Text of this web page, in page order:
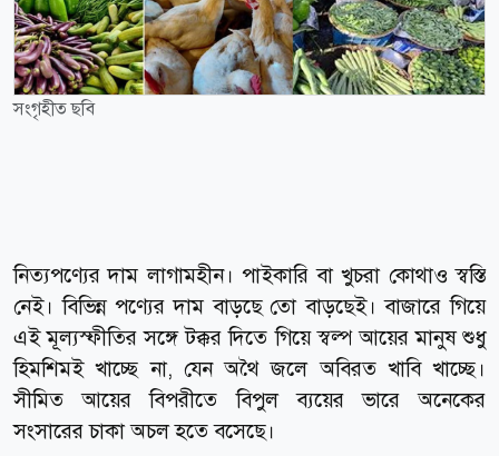
সংগৃহীত ছবি
নিত্যপণ্যের দাম লাগামহীন। পাইকারি বা খুচরা কোথাও স্বস্তি
নেই। বিভিন্ন পণ্যের দাম বাড়ছে তো বাড়ছেই। বাজারে গিয়ে
এই মূল্যস্ফীতির সঙ্গে টক্কর দিতে গিয়ে স্বল্প আয়ের মানুষ শুধু
হিমশিমই খাচ্ছে না, যেন অথৈ জলে অবিরত খাবি খাচ্ছে।
সীমিত আয়ের বিপরীতে বিপুল ব্যয়ের ভারে অনেকের
সংসারের চাকা অচল হতে বসেছে।